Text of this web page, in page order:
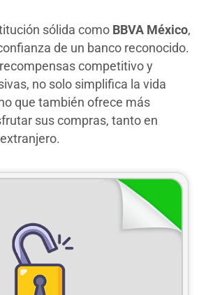
sólida como BBVA México,
de un banco reconocido.
competitivo y
no solo simplifica la vida
que también ofrece más
sus compras, tanto en